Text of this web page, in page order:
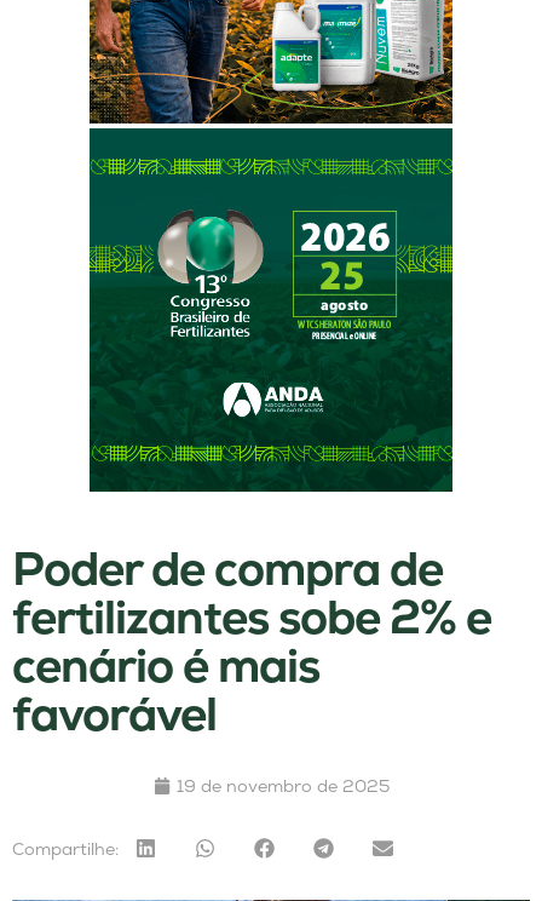
Poder de compra de
fertilizantes sobe 2% e
cenário é mais
favorável
19 de novembro de 2025
Compartilhe: